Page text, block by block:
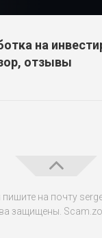
на
отзывы
на почту
защищены.